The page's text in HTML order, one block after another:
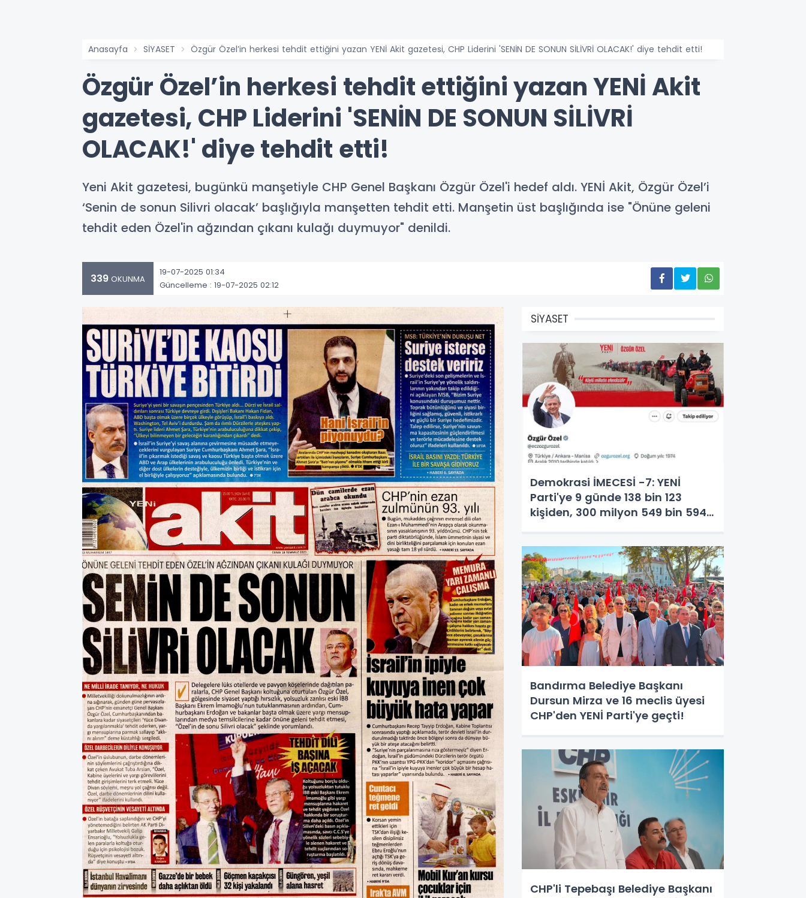
Anasayfa SİYASET Özgür Özel’in herkesi tehdit ettiğini yazan YENİ Akit gazetesi, CHP Liderini 'SENİN DE SONUN SİLİVRİ OLACAK!' diye tehdit etti!
Özgür Özel’in herkesi tehdit ettiğini yazan YENİ Akit
gazetesi, CHP Liderini 'SENİN DE SONUN SİLİVRİ
OLACAK!' diye tehdit etti!
Yeni Akit gazetesi, bugünkü manşetiyle CHP Genel Başkanı Özgür Özel'i hedef aldı. YENİ Akit, Özgür Özel’i
‘Senin de sonun Silivri olacak’ başlığıyla manşetten tehdit etti. Manşetin üst başlığında ise "Önüne geleni
tehdit eden Özel'in ağzından çıkanı kulağı duymuyor" denildi.
339 OKUNMA
19-07-2025 01:34
Güncelleme : 19-07-2025 02:12
SİYASET
Demokrasi İMECESİ -7: YENİ
Parti'ye 9 günde 138 bin 123
kişiden, 300 milyon 549 bin 594
Bandırma Belediye Başkanı
Dursun Mirza ve 16 meclis üyesi
CHP'den YENİ Parti'ye geçti!
CHP'li Tepebaşı Belediye Başkanı